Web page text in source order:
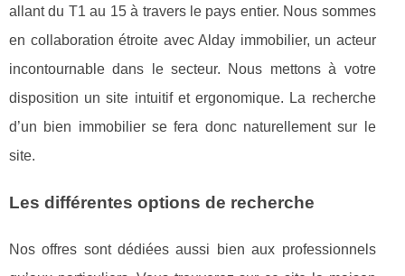
allant du T1 au 15 à travers le pays entier. Nous sommes
en collaboration étroite avec Alday immobilier, un acteur
incontournable dans le secteur. Nous mettons à votre
disposition un site intuitif et ergonomique. La recherche
d’un bien immobilier se fera donc naturellement sur le
site.
Les différentes options de recherche
Nos offres sont dédiées aussi bien aux professionnels